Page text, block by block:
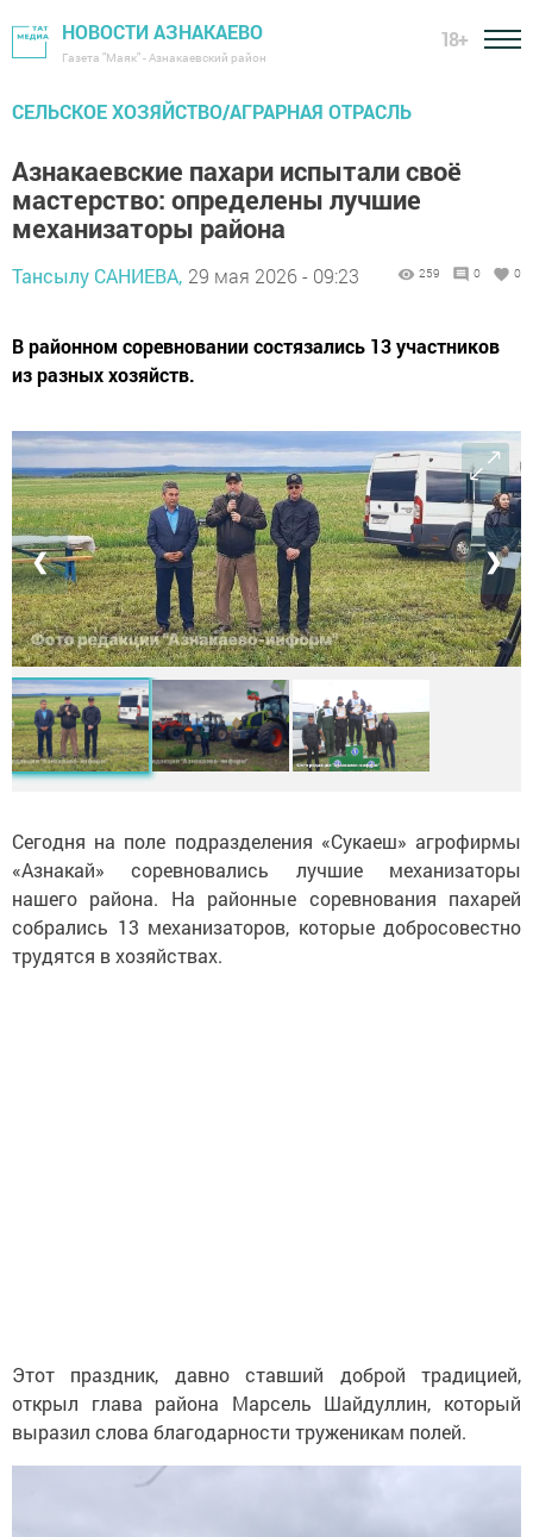
НОВОСТИ АЗНАКАЕВО
Газета "Маяк" - Азнакаевский район
18+
СЕЛЬСКОЕ ХОЗЯЙСТВО/АГРАРНАЯ ОТРАСЛЬ
Азнакаевские пахари испытали своё
мастерство: определены лучшие
механизаторы района
Тансылу САНИЕВА, 29 мая 2026 - 09:23 259 0 0
В районном соревновании состязались 13 участников
из разных хозяйств.
❮ ❯
Сегодня на поле подразделения «Сукаеш» агрофирмы
«Азнакай» соревновались лучшие механизаторы
нашего района. На районные соревнования пахарей
собрались 13 механизаторов, которые добросовестно
трудятся в хозяйствах.
Этот праздник, давно ставший доброй традицией,
открыл глава района Марсель Шайдуллин, который
выразил слова благодарности труженикам полей.